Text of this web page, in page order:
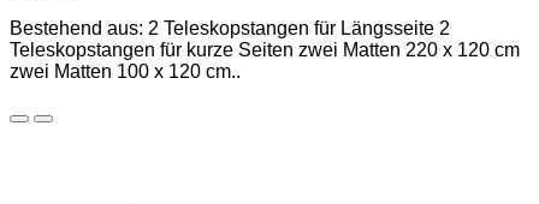
Bestehend aus: 2 Teleskopstangen für Längsseite 2
Teleskopstangen für kurze Seiten zwei Matten 220 x 120 cm
zwei Matten 100 x 120 cm..